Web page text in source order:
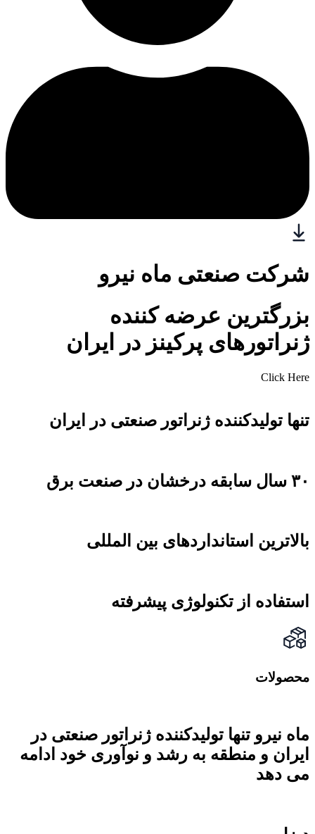
شرکت صنعتی ماه نیرو
بزرگترین عرضه کننده
ژنراتورهای پرکینز در ایران
Click Here
تنها تولیدکننده ژنراتور صنعتی در ایران
۳۰ سال سابقه درخشان در صنعت برق
بالاترین استانداردهای بین المللی
استفاده از تکنولوژی پیشرفته
محصولات
ماه نیرو تنها تولیدکننده ژنراتور صنعتی در
ایران و منطقه به رشد و نوآوری خود ادامه
می دهد